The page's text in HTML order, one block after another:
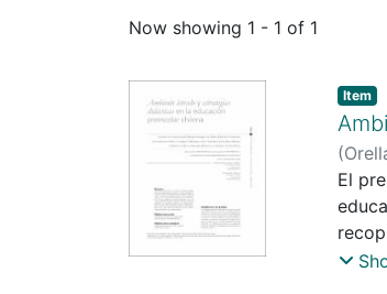
Now showing 1 - 1 of 1
Item
(
El